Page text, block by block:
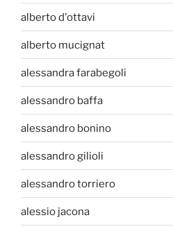
alberto d'ottavi
alberto mucignat
alessandra farabegoli
alessandro baffa
alessandro bonino
alessandro gilioli
alessandro torriero
alessio jacona